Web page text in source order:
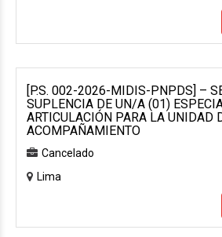
[P.S. 002-2026-MIDIS-PNPDS] –
SUPLENCIA DE UN/A (01)
ARTICULACIÓN PARA LA UNIDAD
ACOMPAÑAMIENTO
Cancelado
Lima